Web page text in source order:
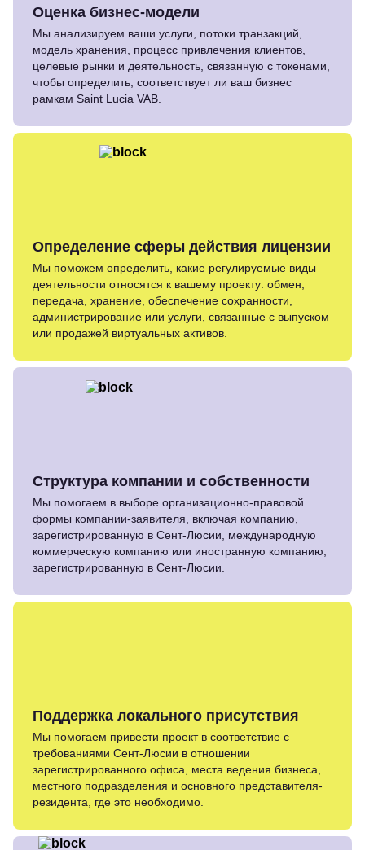
Оценка бизнес-модели
Мы анализируем ваши услуги, потоки транзакций,
модель хранения, процесс привлечения клиентов,
целевые рынки и деятельность, связанную с токенами,
чтобы определить, соответствует ли ваш бизнес
рамкам Saint Lucia VAB.
Определение сферы действия лицензии
Мы поможем определить, какие регулируемые виды
деятельности относятся к вашему проекту: обмен,
передача, хранение, обеспечение сохранности,
администрирование или услуги, связанные с выпуском
или продажей виртуальных активов.
Структура компании и собственности
Мы помогаем в выборе организационно-правовой
формы компании-заявителя, включая компанию,
зарегистрированную в Сент-Люсии, международную
коммерческую компанию или иностранную компанию,
зарегистрированную в Сент-Люсии.
Поддержка локального присутствия
Мы помогаем привести проект в соответствие с
требованиями Сент-Люсии в отношении
зарегистрированного офиса, места ведения бизнеса,
местного подразделения и основного представителя-
резидента, где это необходимо.